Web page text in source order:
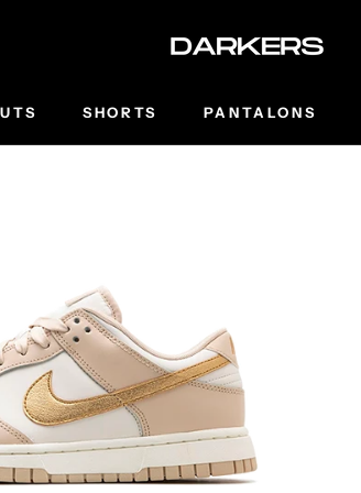
SHORTS PANTALONS